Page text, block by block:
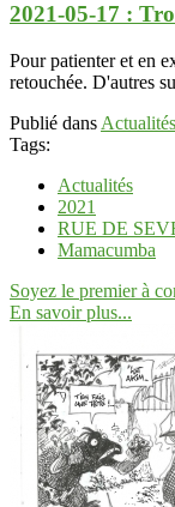
2021-05-17 :
Pour patienter et en
retouchée. D'autres
Publié dans
Tags:
Actualités
2021
RUE DE
Mamacumba
Soyez le premier à
En savoir plus...